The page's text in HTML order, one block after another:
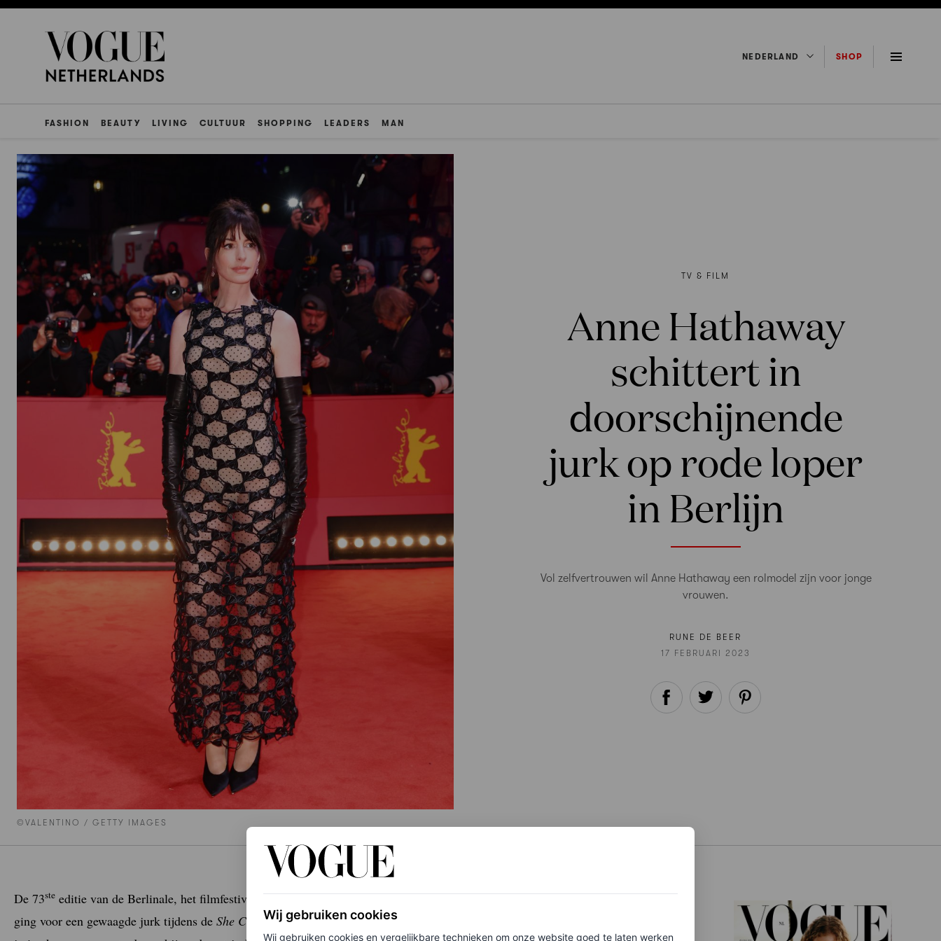
NEDERLAND SHOP
FASHION BEAUTY LIVING CULTUUR SHOPPING LEADERS MAN
©VALENTINO / GETTY IMAGES
TV & FILM
Anne Hathaway
schittert in
doorschijnende
jurk op rode loper
in Berlijn
Vol zelfvertrouwen wil Anne Hathaway een rolmodel zijn voor jonge
vrouwen.
RUNE DE BEER
17 FEBRUARI 2023
De 73ste editie van de Berlinale, het filmfestival in Berlijn, vindt deze week plaats. Actrice Anne Hathaway
ging voor een gewaagde jurk tijdens de She Came to Me-première en dat stelde allesbehalve teleur. De 40-
Wij gebruiken cookies
Wij gebruiken cookies en vergelijkbare technieken om onze website goed te laten werken